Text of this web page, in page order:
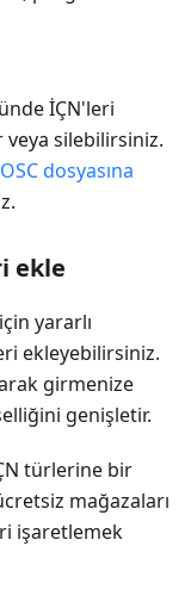
İÇN'leri
silebilirsiniz.
OSC dosyasına
ekle
yararlı
ekleyebilirsiniz.
girmenize
genişletir.
türlerine bir
mağazaları
işaretlemek